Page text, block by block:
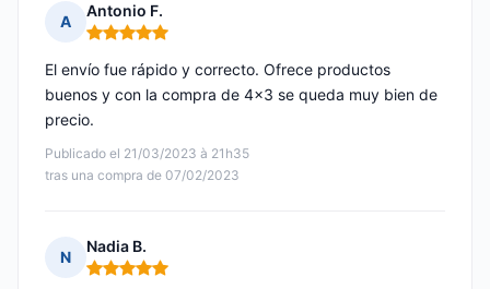
A
Antonio F.
Nota: 5 de 5
Publicado el 21/03/2023 à 21h35
tras una compra de 07/02/2023
El envío fue rápido y correcto. Ofrece productos
buenos y con la compra de 4x3 se queda muy bien de
precio.
N
Nadia B.
Nota: 5 de 5